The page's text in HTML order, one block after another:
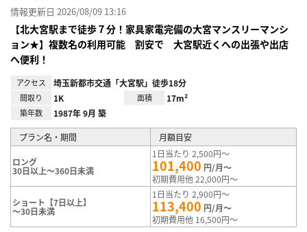
情報更新日 2026/08/09 13:16
【北大宮駅まで徒歩７分！家具家電完備の大宮マンスリーマンシ
ョン★】複数名の利用可能 割安で 大宮駅近くへの出張や出店
へ便利！
アクセス 埼玉新都市交通「大宮駅」徒歩18分
間取り 1K 面積 17m²
築年数 1987年 9月 築
プラン名・期間 月額目安
ロング
30日以上～360日未満
1日当たり 2,500円～
101,400 円/月～
初期費用他 22,000円～
ショート【7日以上】
～30日未満
1日当たり 2,900円～
113,400 円/月～
初期費用他 16,500円～